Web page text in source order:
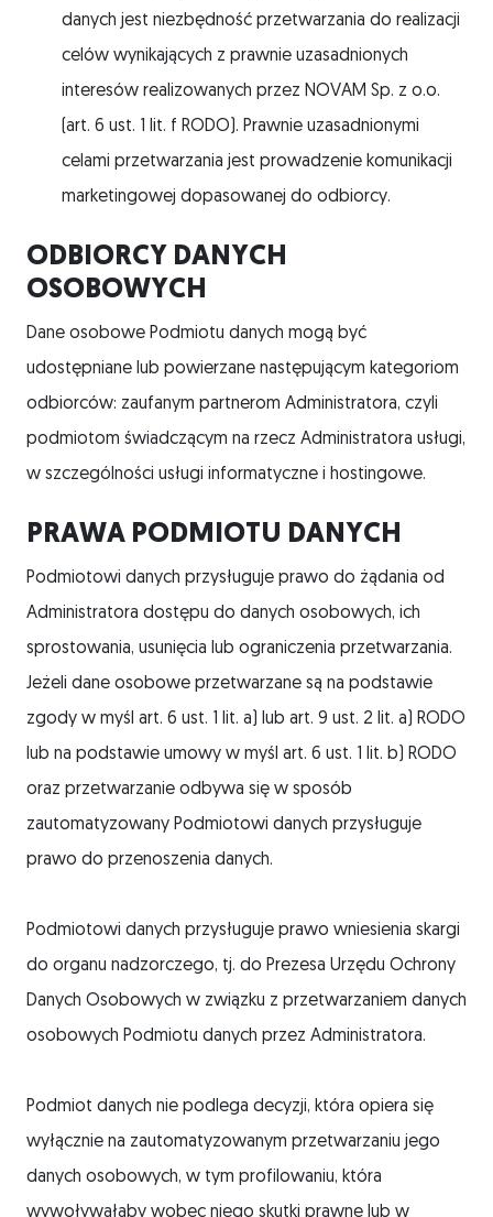
danych jest niezbędność przetwarzania do realizacji
celów wynikających z prawnie uzasadnionych
interesów realizowanych przez NOVAM Sp. z o.o.
(art. 6 ust. 1 lit. f RODO). Prawnie uzasadnionymi
celami przetwarzania jest prowadzenie komunikacji
marketingowej dopasowanej do odbiorcy.
ODBIORCY DANYCH
OSOBOWYCH
Dane osobowe Podmiotu danych mogą być
udostępniane lub powierzane następującym kategoriom
odbiorców: zaufanym partnerom Administratora, czyli
podmiotom świadczącym na rzecz Administratora usługi,
w szczególności usługi informatyczne i hostingowe.
PRAWA PODMIOTU DANYCH
Podmiotowi danych przysługuje prawo do żądania od
Administratora dostępu do danych osobowych, ich
sprostowania, usunięcia lub ograniczenia przetwarzania.
Jeżeli dane osobowe przetwarzane są na podstawie
zgody w myśl art. 6 ust. 1 lit. a) lub art. 9 ust. 2 lit. a) RODO
lub na podstawie umowy w myśl art. 6 ust. 1 lit. b) RODO
oraz przetwarzanie odbywa się w sposób
zautomatyzowany Podmiotowi danych przysługuje
prawo do przenoszenia danych.
Podmiotowi danych przysługuje prawo wniesienia skargi
do organu nadzorczego, tj. do Prezesa Urzędu Ochrony
Danych Osobowych w związku z przetwarzaniem danych
osobowych Podmiotu danych przez Administratora.
Podmiot danych nie podlega decyzji, która opiera się
wyłącznie na zautomatyzowanym przetwarzaniu jego
danych osobowych, w tym profilowaniu, która
wywoływałaby wobec niego skutki prawne lub w